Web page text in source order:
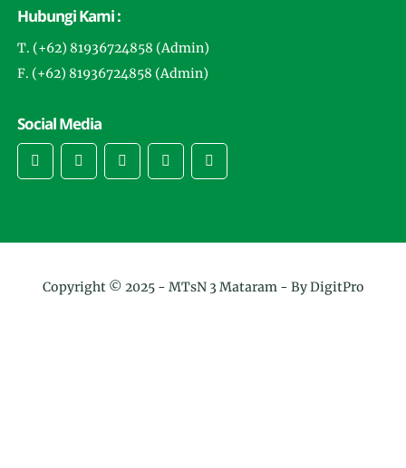
Hubungi Kami :
T. (+62) 81936724858 (Admin)
F. (+62) 81936724858 (Admin)
Social Media
Copyright © 2025 - MTsN 3 Mataram- By DigitPro